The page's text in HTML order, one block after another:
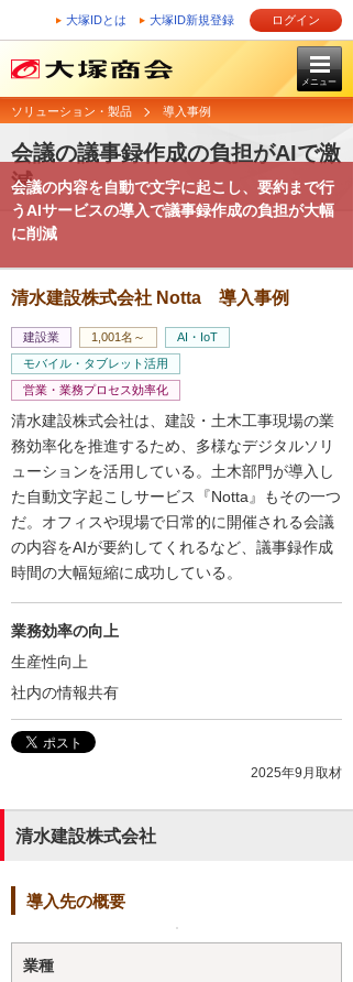
大塚IDとは 大塚ID新規登録 ログイン
メニュー
ソリューション・製品 導入事例
会議の議事録作成の負担がAIで激
減
会議の内容を自動で文字に起こし、要約まで行
うAIサービスの導入で議事録作成の負担が大幅
に削減
清水建設株式会社 Notta 導入事例
建設業 1,001名～
AI・IoT
モバイル・タブレット活用
営業・業務プロセス効率化
清水建設株式会社は、建設・土木工事現場の業
務効率化を推進するため、多様なデジタルソリ
ューションを活用している。土木部門が導入し
た自動文字起こしサービス『Notta』もその一つ
だ。オフィスや現場で日常的に開催される会議
の内容をAIが要約してくれるなど、議事録作成
時間の大幅短縮に成功している。
業務効率の向上
生産性向上
社内の情報共有
2025年9月取材
清水建設株式会社
導入先の概要
業種